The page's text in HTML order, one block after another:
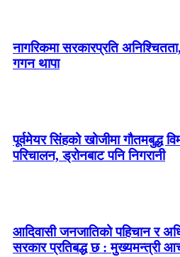
नागरिकमा सरकारप्रति
गगन थापा
पूर्वमेयर सिंहको खोजीमा
परिचालन, ड्रोनबाट पनि निगरानी
आदिवासी जनजातिको पहिचान र
सरकार प्रतिबद्ध छ : मुख्यमन्त्री